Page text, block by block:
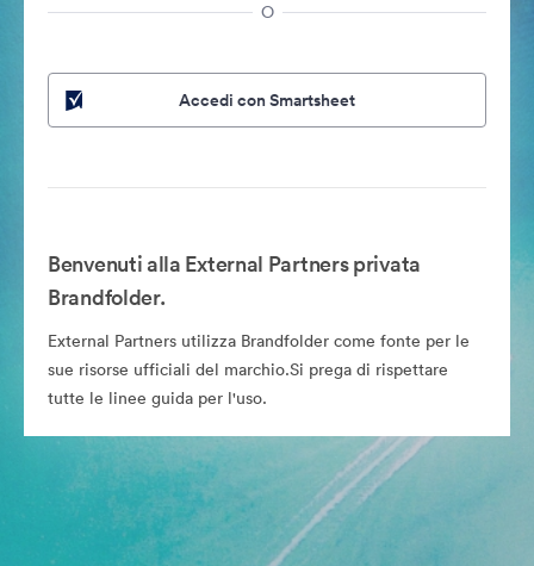
O
Accedi con Smartsheet
Benvenuti alla External Partners privata
Brandfolder.
External Partners utilizza Brandfolder come fonte per le
sue risorse ufficiali del marchio.Si prega di rispettare
tutte le linee guida per l'uso.